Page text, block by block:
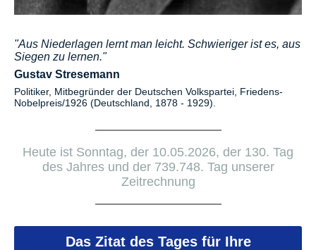
"Aus Niederlagen lernt man leicht. Schwieriger ist es, aus
Siegen zu lernen."
Gustav Stresemann
Politiker, Mitbegründer der Deutschen Volkspartei, Friedens-
Nobelpreis/1926 (Deutschland, 1878 - 1929).
Heute ist Sonntag, der 10.05.2026, der 130. Tag
des Jahres und der 739.748. Tag unserer
Zeitrechnung
Das Zitat des Tages für Ihre